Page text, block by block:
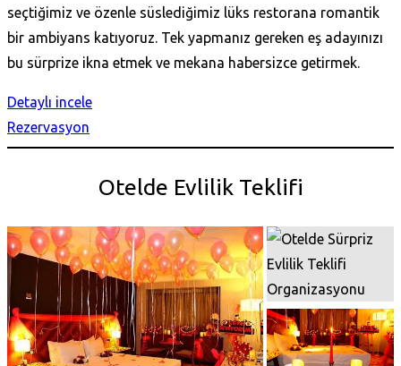
seçtiğimiz ve özenle süslediğimiz lüks restorana romantik
bir ambiyans katıyoruz. Tek yapmanız gereken eş adayınızı
bu sürprize ikna etmek ve mekana habersizce getirmek.
Detaylı incele
Rezervasyon
Otelde Evlilik Teklifi